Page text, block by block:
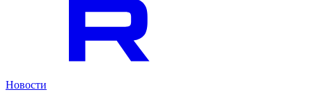
Новости